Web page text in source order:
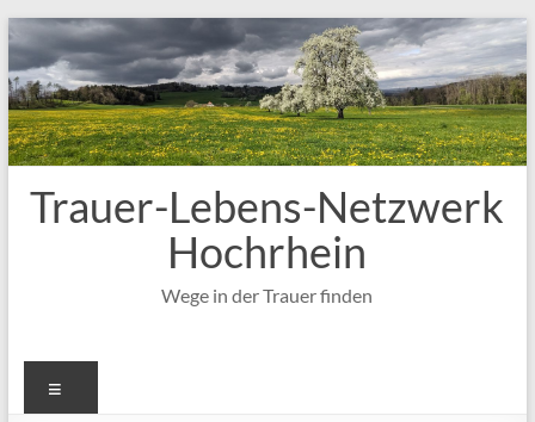
Zum
Inhalt
springen
Trauer-Lebens-Netzwerk
Hochrhein
Wege in der Trauer finden